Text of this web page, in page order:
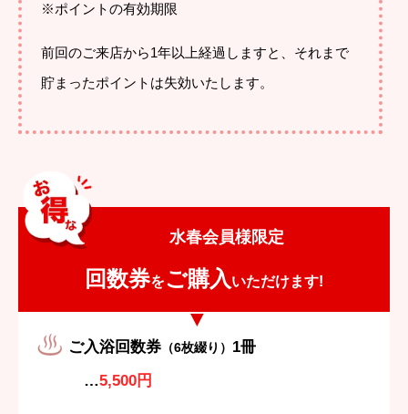
※ポイントの有効期限
前回のご来店から1年以上経過しますと、それまで
貯まったポイントは失効いたします。
水春会員様限定
回数券をご購入 いただけます!
ご入浴回数券 （6枚綴り） 1冊
…5,500円